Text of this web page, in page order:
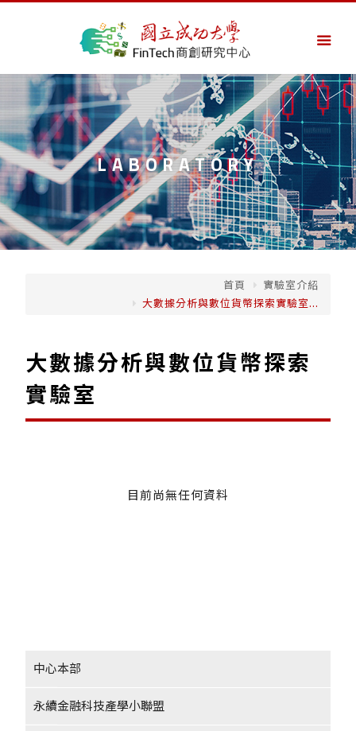
LABORATORY
首頁
實驗室介紹
大數據分析與數位貨幣探索實驗室...
大數據分析與數位貨幣探索
實驗室
目前尚無任何資料
中心本部
永續金融科技產學小聯盟